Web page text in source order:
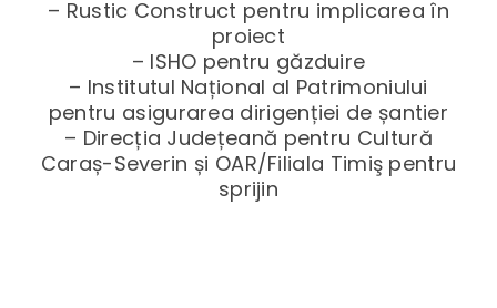
– Rustic Construct pentru implicarea în
proiect
– ISHO pentru găzduire
– Institutul Național al Patrimoniului
pentru asigurarea dirigenției de șantier
– Direcția Județeană pentru Cultură
Caraș-Severin și OAR/Filiala Timiş pentru
sprijin